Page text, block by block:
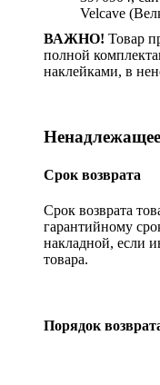
Velcave
ВАЖНО! Товар
полной
наклейками, в
Ненадлежащее
Срок возврата
Срок возврата
гарантийному
накладной, если
товара.
Порядок